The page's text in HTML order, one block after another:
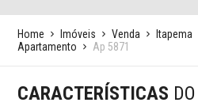
Home Imóveis Venda Itapema
Apartamento
Ap 5871
CARACTERÍSTICAS